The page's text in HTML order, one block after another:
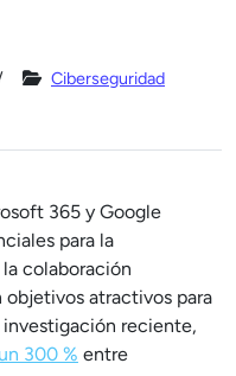
Ciberseguridad
365 y Google
para la
colaboración
objetivos atractivos para
reciente,
300 % entre